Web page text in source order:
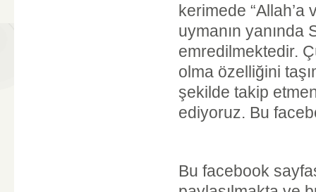
kerimede “Allah’a
uymanın
emredilmektedir.
olma özelliğini
şekilde takip
ediyoruz. Bu
Bu facebook